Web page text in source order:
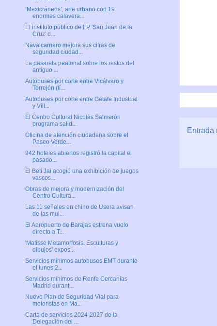
Entrada
‘Mexicráneos’, arte urbano con 19
enormes calavera...
El instituto público de FP 'San Juan de la
Cruz' d...
Navalcarnero mejora sus cifras de
seguridad ciudad...
La pasarela peatonal sobre los restos del
antiguo ...
Autobuses por corte entre Vicálvaro y
Torrejón (lí...
Autobuses por corte entre Getafe Industrial
y Vill...
El Centro Cultural Nicolás Salmerón
programa salid...
Oficina de atención ciudadana sobre el
Paseo Verde...
942 hoteles abiertos registró la capital el
pasado...
El Beti Jai acogió una exhibición de juegos
vascos...
Obras de mejora y modernización del
Centro Cultura...
Las 11 señales en chino de Usera avisan
de las mul...
El Aeropuerto de Barajas estrena vuelo
directo a T...
'Matisse Metamorfosis. Esculturas y
dibujos' expos...
Servicios mínimos autobuses EMT durante
el lunes 2...
Servicios mínimos de Renfe Cercanías
Madrid durant...
Nuevo Plan de Seguridad Vial para
motoristas en Ma...
Carta de servicios 2024-2027 de la
Delegación del ...